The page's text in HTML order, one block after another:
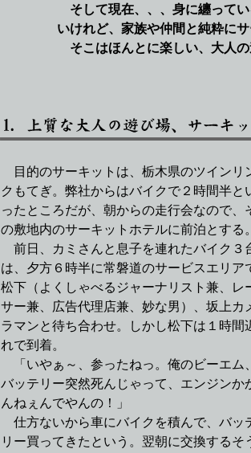
そして現在、、、身に纏って
いけれど、家族や仲間と純粋に
そこはほんとに楽しい、大人の
目的のサーキットは、栃木県のツインリ
クもてぎ。弊社からはバイクで２時間半と
ったところだが、朝からの走行会なので、
の敷地内のサーキットホテルに前泊とする。
前日、カミさんと息子を連れたバイク３
は、夕方６時半に常磐道のサービスエリア
松下（よくしゃべるジャーナリスト兼、レ
サー兼、広告代理店兼、妙な男）、坂上カ
ラマンと待ち合わせ。しかし松下は１時間
れで到着。
「いやぁ～、参ったねっ。俺のビーエム、
バッテリー突然死んじゃって、エンジンか
んねぇんでやんの！」
仕方ないから車にバイクを積んで、バッ
リー買ってきたという。翌朝に交換するそ